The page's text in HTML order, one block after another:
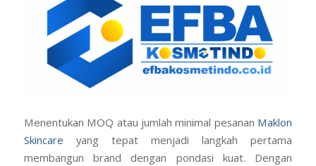
Menentukan MOQ atau jumlah minimal pesanan Maklon
Skincare yang tepat menjadi langkah pertama
membangun brand dengan pondasi kuat. Dengan